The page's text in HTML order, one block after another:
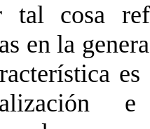
tal cosa
en la